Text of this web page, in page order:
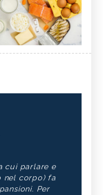
cui parlare e
nel corpo) fa
Per